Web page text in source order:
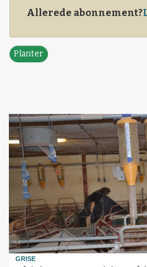
Allerede abonnement?
Planter
GRISE